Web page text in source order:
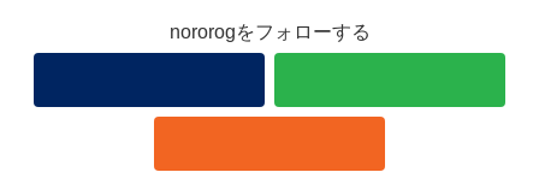
nororogをフォローする